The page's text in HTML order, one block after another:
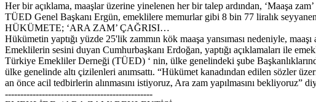
Her bir açıklama, maaşlar üzerine yinelenen her bir talep ardından, ‘Maaşa
TÜED Genel Başkanı Ergün, emeklilere memurlar gibi 8 bin 77 liralık
HÜKÜMETE; ‘ARA ZAM’ ÇAĞRISI…
Hükümetin yaptığı yüzde 25'lik zammın kök maaşa yansıması nedeniyle,
Emeklilerin sesini duyan Cumhurbaşkanı Erdoğan, yaptığı açıklamaları ile
Türkiye Emekliler Derneği (TÜED) ‘ nin, ülke genelindeki şube
ülke genelinde altı çizilenleri anımsattı. “Hükümet kanadından edilen sözler
an önce acil tedbirlerin alınmasını istiyoruz, Ara zam yapılmasını bekliyoruz”
------------------------------------------------